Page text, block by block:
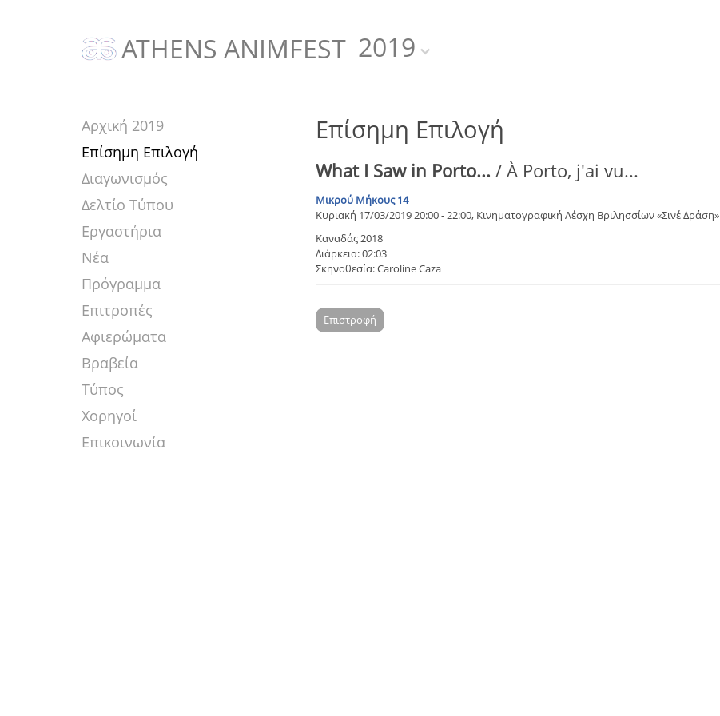
ATHENS ANIMFEST 2019
Αρχική 2019
Επίσημη Επιλογή
Διαγωνισμός
Δελτίο Τύπου
Εργαστήρια
Νέα
Πρόγραμμα
Επιτροπές
Αφιερώματα
Βραβεία
Τύπος
Χορηγοί
Επικοινωνία
Επίσημη Επιλογή
What I Saw in Porto... / À Porto, j'ai vu...
Μικρού Μήκους 14
Κυριακή 17/03/2019 20:00 - 22:00, Κινηματογραφική Λέσχη Βριλησσίων «Σινέ Δράση»
Καναδάς 2018
Διάρκεια: 02:03
Σκηνοθεσία: Caroline Caza
Επιστροφή